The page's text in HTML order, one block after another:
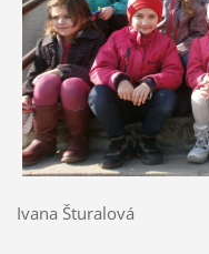
Ivana Šturalová